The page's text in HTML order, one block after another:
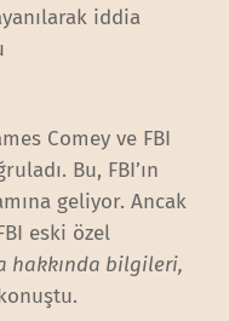
iddia
Comey ve FBI
Bu, FBI’ın
geliyor. Ancak
eski özel
hakkında bilgileri,